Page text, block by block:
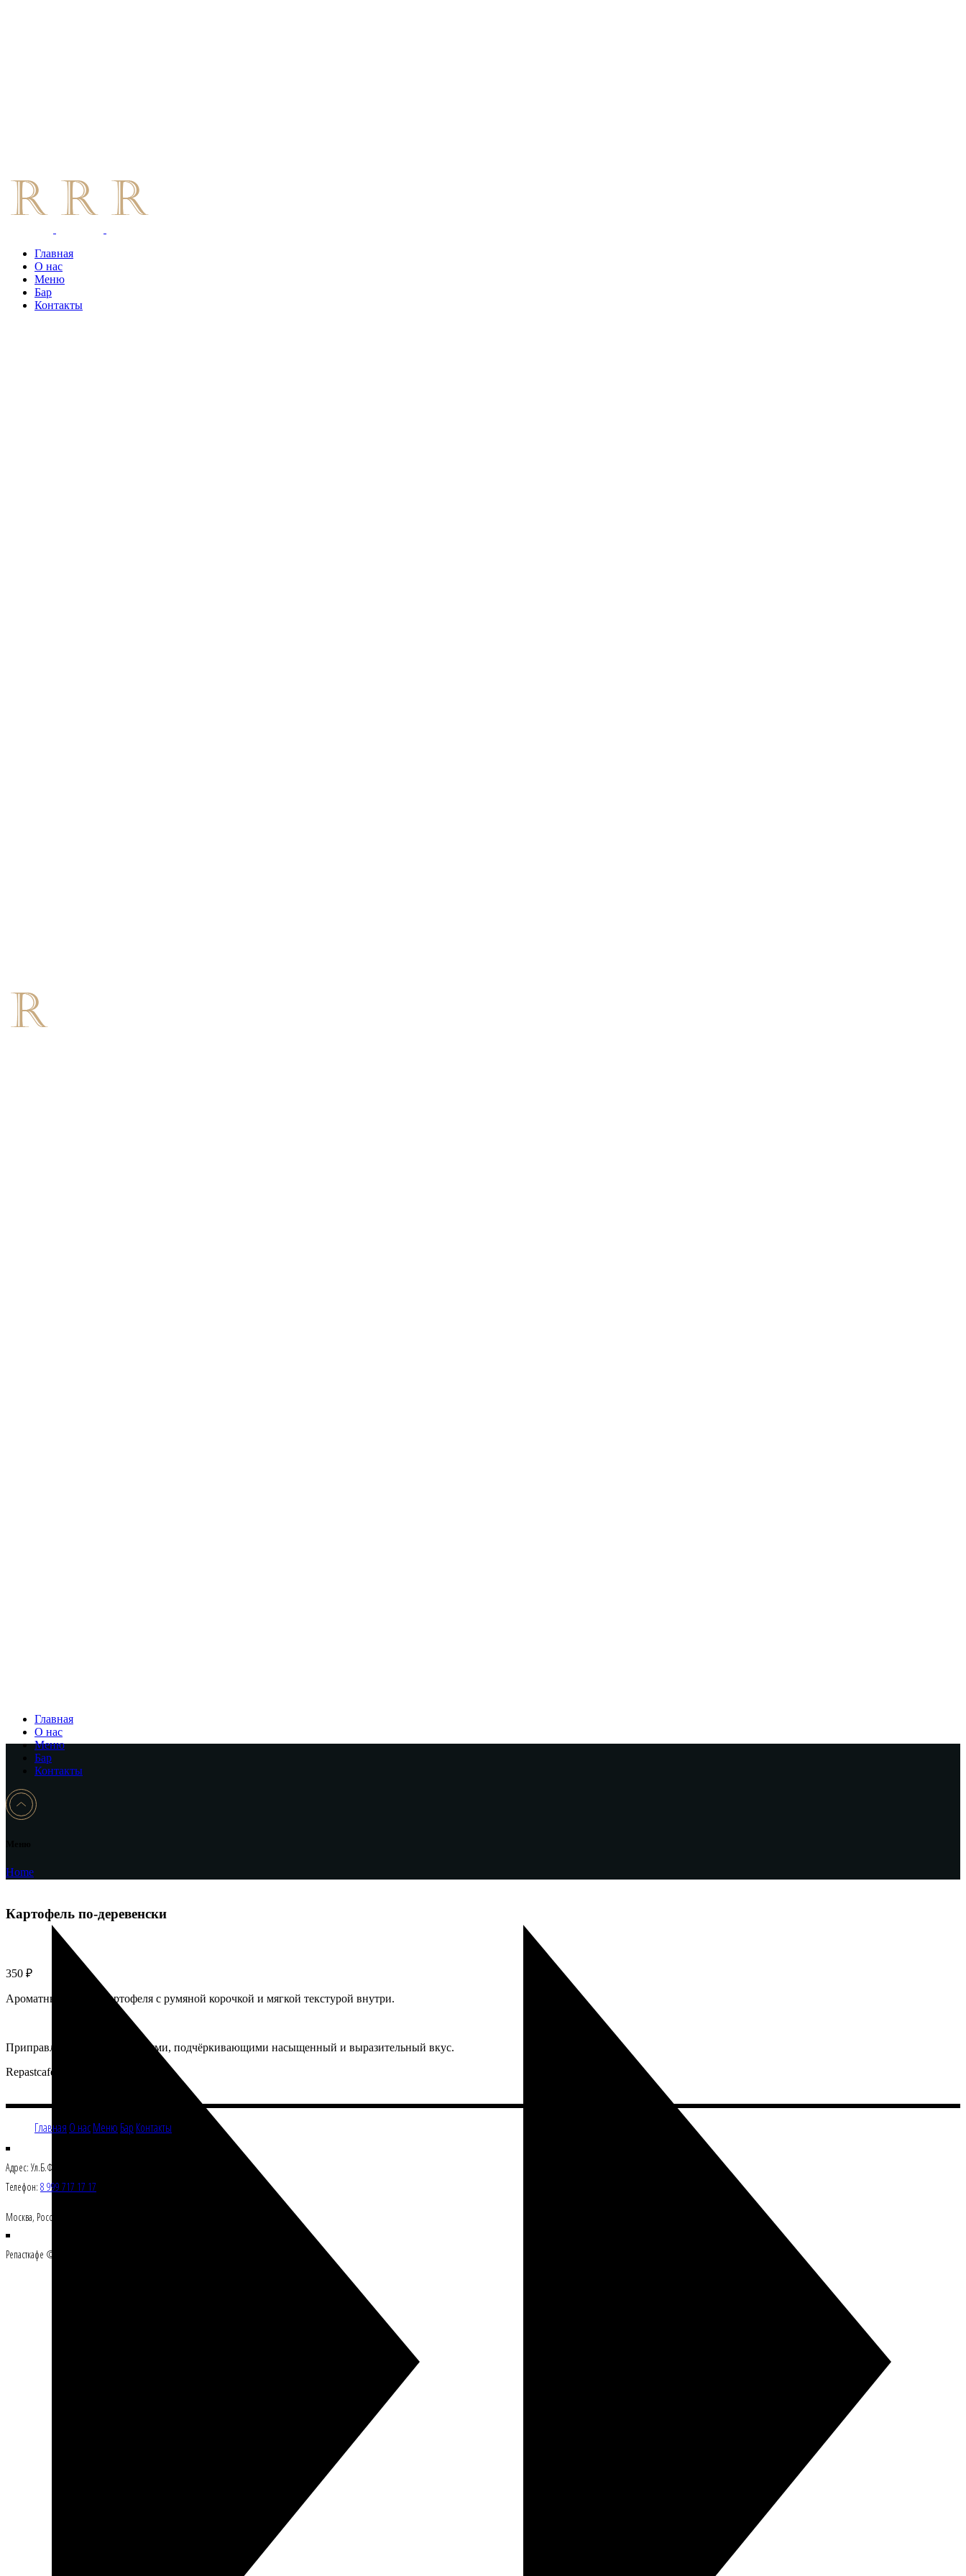
Главная
О нас
Меню
Бар
Контакты
Главная
О нас
Меню
Бар
Контакты
Home
Картофель по-деревенски
350 ₽
Ароматные дольки картофеля с румяной корочкой и мягкой текстурой внутри.
Приправлены солью и специями, подчёркивающими насыщенный и выразительный вкус.
Repastcafe
Главная О насМеню Бар Контакты
Адрес: Ул.Б.Филевская 21/2
Телефон: 8 999 717 17 17
Москва, Росссия 121108
Репасткафе © Все права защищены